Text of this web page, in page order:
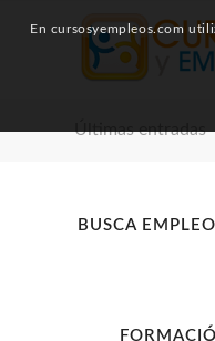
Últimas entradas
BUSCA
En cursosyempleos.com